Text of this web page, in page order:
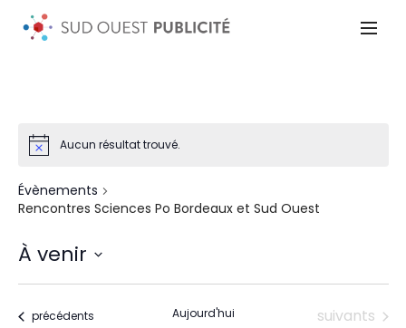
Aucun résultat trouvé.
Évènements
Rencontres Sciences Po Bordeaux et Sud Ouest
À venir
une
Évènements
précédents Aujourd'hui Évènements
suivants